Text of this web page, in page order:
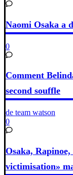
Naomi Osaka a
0
Comment
second souffle
de team watson
0
Osaka,
victimisation»